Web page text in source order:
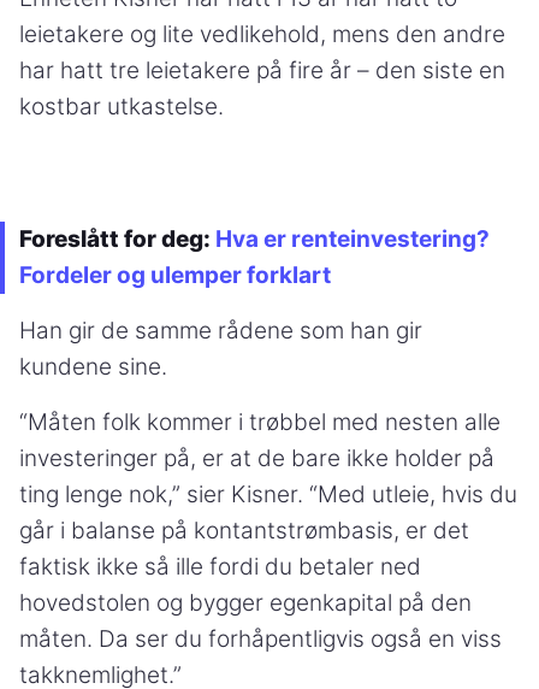
leietakere og lite vedlikehold, mens den andre
har hatt tre leietakere på fire år – den siste en
kostbar utkastelse.
Foreslått for deg: Hva er renteinvestering?
Fordeler og ulemper forklart
Han gir de samme rådene som han gir
kundene sine.
“Måten folk kommer i trøbbel med nesten alle
investeringer på, er at de bare ikke holder på
ting lenge nok,” sier Kisner. “Med utleie, hvis du
går i balanse på kontantstrømbasis, er det
faktisk ikke så ille fordi du betaler ned
hovedstolen og bygger egenkapital på den
måten. Da ser du forhåpentligvis også en viss
takknemlighet.”